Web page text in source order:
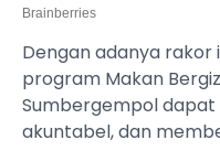
Dengan adanya rakor
program Makan
Sumbergempol
akuntabel, dan